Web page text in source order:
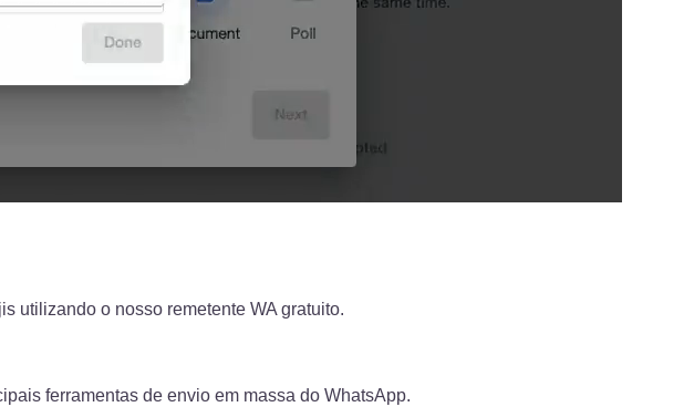
utilizando o nosso remetente WA gratuito.
ferramentas de envio em massa do WhatsApp.